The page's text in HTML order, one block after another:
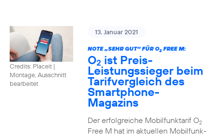
Credits: Placeit |
Montage, Ausschnitt
bearbeitet
13. Januar 2021
NOTE „SEHR GUT“ FÜR O2FREE M:
O2 ist Preis-
Leistungssieger beim
Tarifvergleich des
Smartphone-
Magazins
Der erfolgreiche Mobilfunktarif O2
Free M hat im aktuellen Mobilfunk-